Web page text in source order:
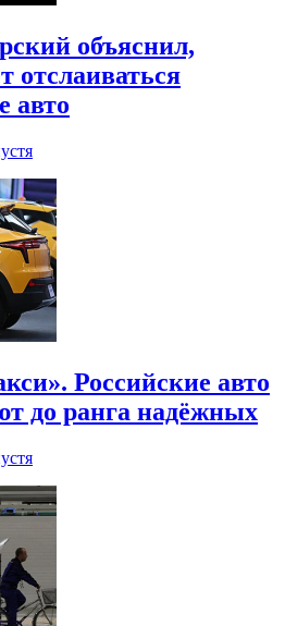
объяснил,
отслаиваться
авто
Российские авто
до ранга надёжных